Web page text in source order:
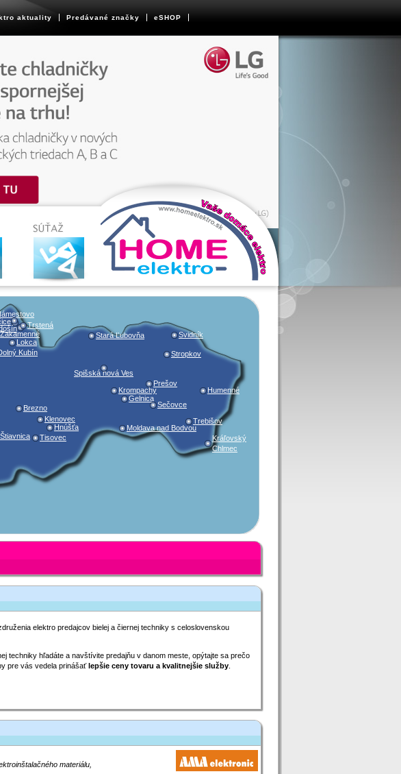
aktuality Predávané značky eSHOP
Brezno
Kubín
Gelnica
Hnúšťa
Humenné
Klenovec
Kráľovský
Chlmec
Krompachy
Lokca
Moldava nad Bodvou
Trstená
Prešov
Sečovce
Spišská nová Ves
Stará Ľubovňa
Stropkov
Svidník
Tisovec
Trebišov
Zakamenné
elektro predajcov bielej a čiernej techniky s celoslovenskou
techniky hľadáte a navštívite predajňu v danom meste, opýtajte sa prečo
pre vás vedela prinášaťlepšie ceny tovaru a kvalitnejšie služby.
materiálu,